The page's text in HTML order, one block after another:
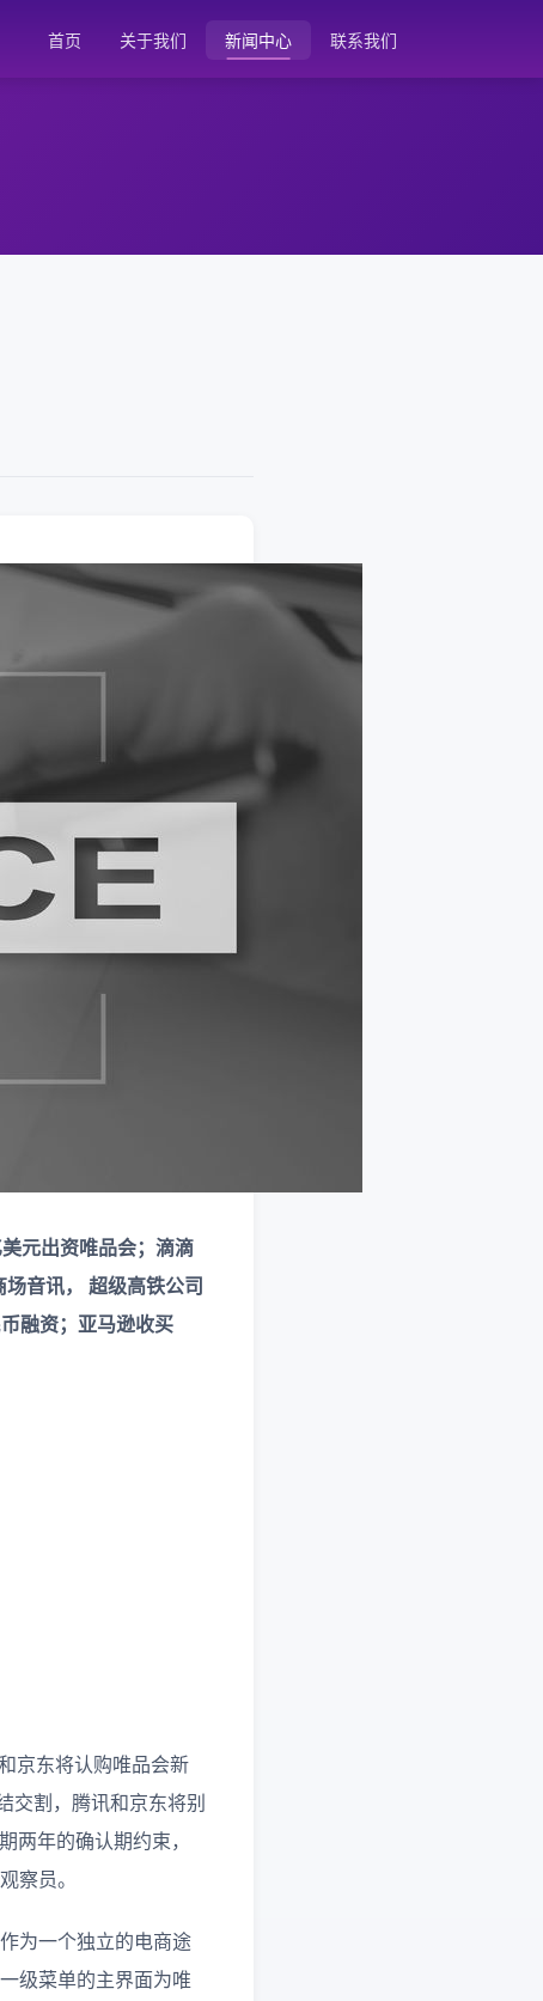
首页 关于我们 新闻中心 联系我们
元出资唯品会；滴滴
音讯， 超级高铁公司
融资；亚马逊收买
京东将认购唯品会新
交割，腾讯和京东将别
两年的确认期约束，
察员。
为一个独立的电商途
级菜单的主界面为唯